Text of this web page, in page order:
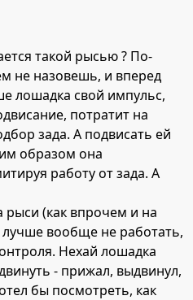
такой рысью ? По-
не назовешь, и вперед
лошадка свой импульс,
потратит на
зада. А подвисать ей
образом она
работу от зада. А
(как впрочем и на
лучше вообще не работать,
Нехай лошадка
- прижал, выдвинул,
бы посмотреть, как